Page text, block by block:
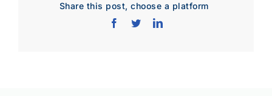
Share this post, choose a platform